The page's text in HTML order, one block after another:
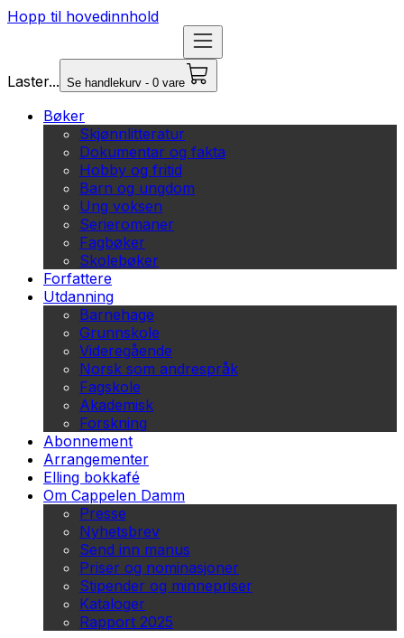
Hopp til hovedinnhold
Laster... Se handlekurv - 0 vare
Bøker
Skjønnlitteratur
Dokumentar og fakta
Hobby og fritid
Barn og ungdom
Ung voksen
Serieromaner
Fagbøker
Skolebøker
Forfattere
Utdanning
Barnehage
Grunnskole
Videregående
Norsk som andrespråk
Fagskole
Akademisk
Forskning
Abonnement
Arrangementer
Elling bokkafé
Om Cappelen Damm
Presse
Nyhetsbrev
Send inn manus
Priser og nominasjoner
Stipender og minnepriser
Kataloger
Rapport 2025